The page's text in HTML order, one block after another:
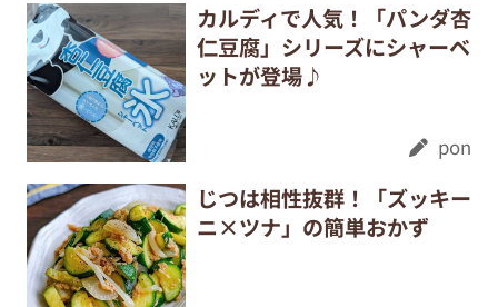
カルディで人気！「パンダ杏
仁豆腐」シリーズにシャーベ
ットが登場♪
pon
じつは相性抜群！「ズッキー
ニ×ツナ」の簡単おかず